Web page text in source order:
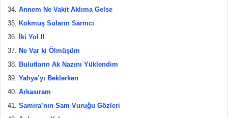
Annem Ne Vakit Aklıma Gelse
Kokmuş Suların Sarnıcı
İki Yol II
Ne Var ki Ölmüşüm
Bulutların Ak Nazını Yüklendim
Yahya’yı Beklerken
Arkasıram
Samira’nın Sam Vuruğu Gözleri